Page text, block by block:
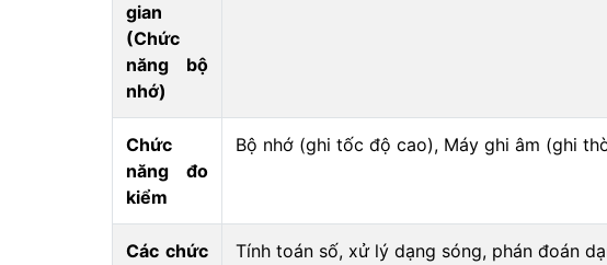
gian
(Chức
năng bộ
nhớ)
Chức
năng đo
kiểm
Bộ nhớ (ghi tốc độ cao), Máy ghi âm (ghi
Các chức
Tính toán số, xử lý dạng sóng, phán đoán